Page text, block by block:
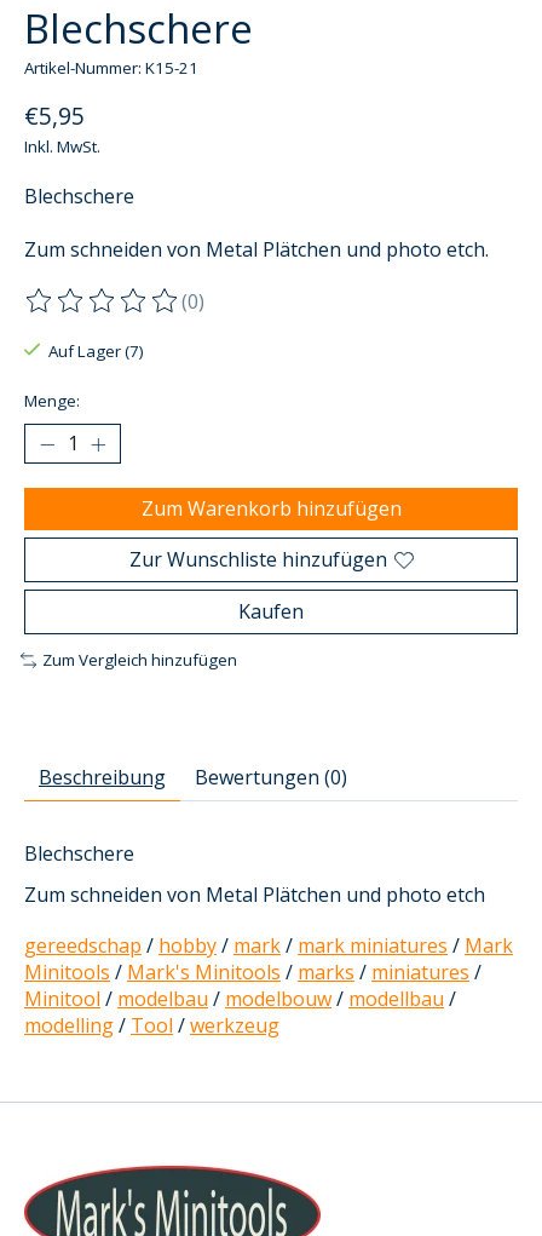
Blechschere
Artikel-Nummer: K15-21
€5,95
Inkl. MwSt.
Blechschere
Zum schneiden von Metal Plätchen und photo etch.
Die Bewertung dieses Produkts ist
(0)
Auf Lager (7)
Menge:
Zum Warenkorb hinzufügen
Zur Wunschliste hinzufügen
Kaufen
Zum Vergleich hinzufügen
Beschreibung Bewertungen (0)
Blechschere
Zum schneiden von Metal Plätchen und photo etch
gereedschap / hobby/ mark/ mark miniatures / Mark
Minitools / Mark's Minitools / marks / miniatures /
Minitool / modelbau / modelbouw/ modellbau /
modelling/ Tool /werkzeug